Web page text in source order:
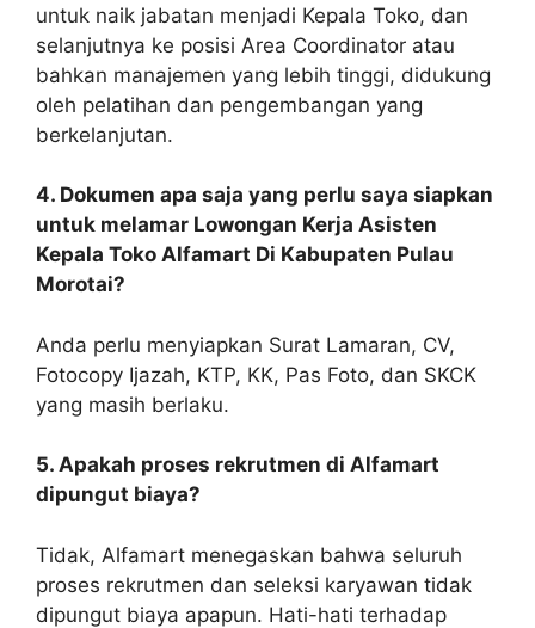
untuk naik jabatan menjadi Kepala Toko, dan
selanjutnya ke posisi Area Coordinator atau
bahkan manajemen yang lebih tinggi, didukung
oleh pelatihan dan pengembangan yang
berkelanjutan.
4. Dokumen apa saja yang perlu saya siapkan
untuk melamar Lowongan Kerja Asisten
Kepala Toko Alfamart Di Kabupaten Pulau
Morotai?
Anda perlu menyiapkan Surat Lamaran, CV,
Fotocopy Ijazah, KTP, KK, Pas Foto, dan SKCK
yang masih berlaku.
5. Apakah proses rekrutmen di Alfamart
dipungut biaya?
Tidak, Alfamart menegaskan bahwa seluruh
proses rekrutmen dan seleksi karyawan tidak
dipungut biaya apapun. Hati-hati terhadap